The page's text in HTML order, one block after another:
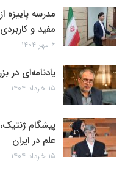
مدرسه پاییزه
مفید و
۶ مهر ۱۴۰۴
یادنامه‌ای در
۱۵ خرداد ۱۴۰۴
پیشگام
علم در ایران
۱۵ خرداد ۱۴۰۴